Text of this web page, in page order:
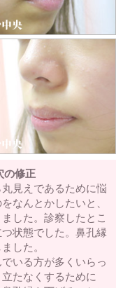
の修正
見えであるために悩
なんとかしたいと、
した。診察したとこ
状態でした。鼻孔縁
した。
いる方が多くいらっ
たなくするために